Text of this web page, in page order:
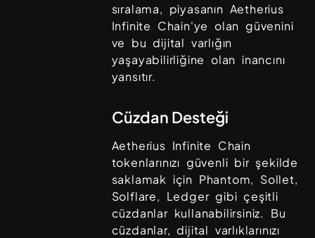
sıralama, piyasanın Aetherius
Infinite Chain'ye olan güvenini
ve bu dijital varlığın
yaşayabilirliğine olan inancını
yansıtır.
Cüzdan Desteği
Aetherius Infinite Chain
tokenlarınızı güvenli bir şekilde
saklamak için Phantom, Sollet,
Solflare, Ledgergibi çeşitli
cüzdanlar kullanabilirsiniz. Bu
cüzdanlar, dijital varlıklarınızı